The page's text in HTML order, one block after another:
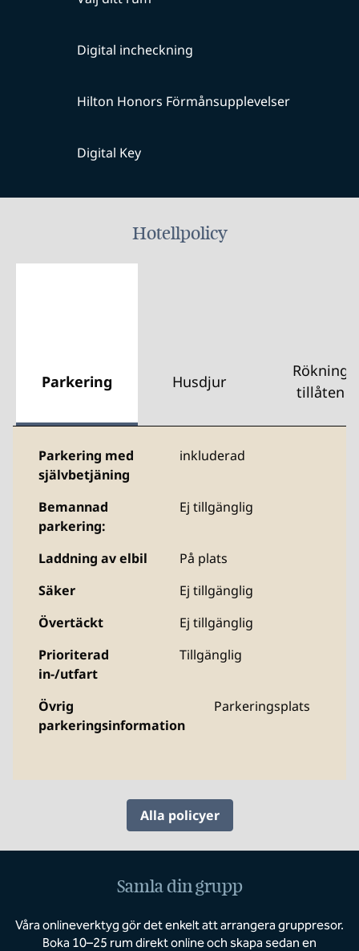
Digital incheckning
Hilton Honors Förmånsupplevelser
Digital Key
Hotellpolicy
Parkering Husdjur
Rökning
tillåten
Parkering med
självbetjäning
inkluderad
Bemannad
parkering:
Ej tillgänglig
Laddning av elbil
På plats
Säker
Ej tillgänglig
Övertäckt
Ej tillgänglig
Prioriterad
in-/utfart
Tillgänglig
Övrig
parkeringsinformation
Parkeringsplats
Alla policyer
Samla din grupp
Våra onlineverktyg gör det enkelt att arrangera gruppresor.
Boka 10–25 rum direkt online och skapa sedan en